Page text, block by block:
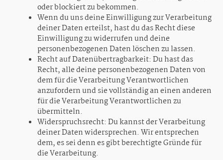
oder blockiert zu bekommen.
Wenn du uns deine Einwilligung zur Verarbeitung
deiner Daten erteilst, hast du das Recht diese
Einwilligung zu widerrufen und deine
personenbezogenen Daten löschen zu lassen.
Recht auf Datenübertragbarkeit: Du hast das
Recht, alle deine personenbezogenen Daten von
dem für die Verarbeitung Verantwortlichen
anzufordern und sie vollständig an einen anderen
für die Verarbeitung Verantwortlichen zu
übermitteln.
Widerspruchsrecht: Du kannst der Verarbeitung
deiner Daten widersprechen. Wir entsprechen
dem, es sei denn es gibt berechtigte Gründe für
die Verarbeitung.